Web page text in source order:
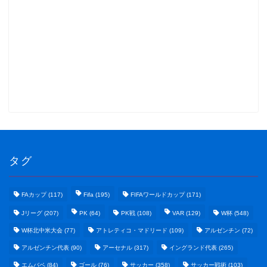
タグ
FAカップ (117) Fifa (195) FIFAワールドカップ (171)
Jリーグ (207) PK (64) PK戦 (108) VAR (129) W杯 (548)
W杯北中米大会 (77) アトレティコ・マドリード (109) アルゼンチン (72)
アルゼンチン代表 (90) アーセナル (317) イングランド代表 (265)
エムバペ (84) ゴール (76) サッカー (358) サッカー戦術 (103)